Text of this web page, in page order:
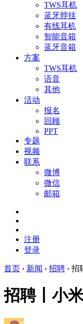
TWS耳机
蓝牙脖挂
有线耳机
智能音箱
蓝牙音箱
方案
TWS耳机
语音
其他
活动
报名
回顾
PPT
专题
视频
联系
微博
微信
邮箱
注册
登录
首页 › 新闻 › 招聘 › 招
招聘丨小